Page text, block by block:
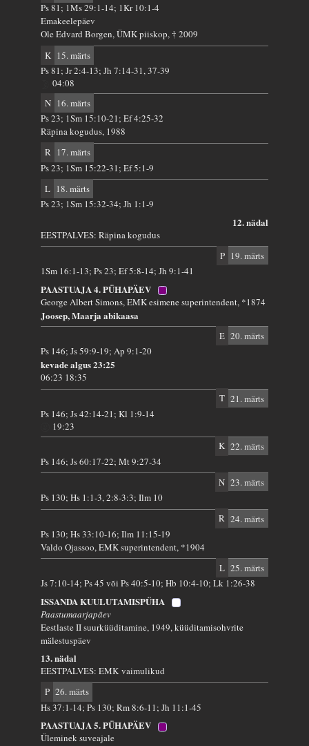
Ps 81; 1Ms 29:1-14; 1Kr 10:1-4
Emakeelepäev
Ole Edvard Borgen, ÜMK piiskop, † 2009
K 15. märts
Ps 81; Jr 2:4-13; Jh 7:14-31, 37-39
04:08
N 16. märts
Ps 23; 1Sm 15:10-21; Ef 4:25-32
Räpina kogudus, 1988
R 17. märts
Ps 23; 1Sm 15:22-31; Ef 5:1-9
L 18. märts
Ps 23; 1Sm 15:32-34; Jh 1:1-9
12. nädal
EESTPALVES: Räpina kogudus
P 19. märts
1Sm 16:1-13; Ps 23; Ef 5:8-14; Jh 9:1-41
PAASTUAJA 4. PÜHAPÄEV
George Albert Simons, EMK esimene superintendent, *1874
Joosep, Maarja abikaasa
E 20. märts
Ps 146; Js 59:9-19; Ap 9:1-20
kevade algus 23:25
06:23 18:35
T 21. märts
Ps 146; Js 42:14-21; Kl 1:9-14
19:23
K 22. märts
Ps 146; Js 60:17-22; Mt 9:27-34
N 23. märts
Ps 130; Hs 1:1-3, 2:8-3:3; Ilm 10
R 24. märts
Ps 130; Hs 33:10-16; Ilm 11:15-19
Valdo Ojassoo, EMK superintendent, *1904
L 25. märts
Js 7:10-14; Ps 45 või Ps 40:5-10; Hb 10:4-10; Lk 1:26-38
ISSANDA KUULUTAMISPÜHA
Paastumaarjapäev
Eestlaste II suurküüditamine, 1949, küüditamisohvrite
mälestuspäev
13. nädal
EESTPALVES: EMK vaimulikud
P 26. märts
Hs 37:1-14; Ps 130; Rm 8:6-11; Jh 11:1-45
PAASTUAJA 5. PÜHAPÄEV
Üleminek suveajale